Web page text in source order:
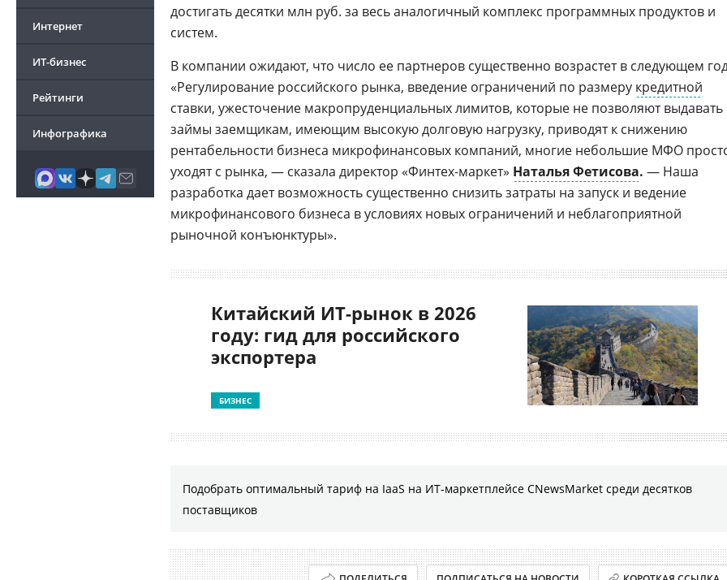
Интернет
ИТ-бизнес
Рейтинги
Инфографика
достигать десятки млн руб. за весь аналогичный комплекс программных продуктов и
систем.
В компании ожидают, что число ее партнеров существенно возрастет в следующем
«Регулирование российского рынка, введение ограничений по размеру кредитной
ставки, ужесточение макропруденциальных лимитов, которые не позволяют выдавать
займы заемщикам, имеющим высокую долговую нагрузку, приводят к снижению
рентабельности бизнеса микрофинансовых компаний, многие небольшие МФО
уходят с рынка, — сказала директор «Финтех-маркет» Наталья Фетисова. — Наша
разработка дает возможность существенно снизить затраты на запуск и ведение
микрофинансового бизнеса в условиях новых ограничений и неблагоприятной
рыночной конъюнктуры».
Китайский ИТ-рынок в 2026
году: гид для российского
экспортера
БИЗНЕС
Подобрать оптимальный тариф на IaaS на ИТ-маркетплейсе CNewsMarket среди десятков
поставщиков